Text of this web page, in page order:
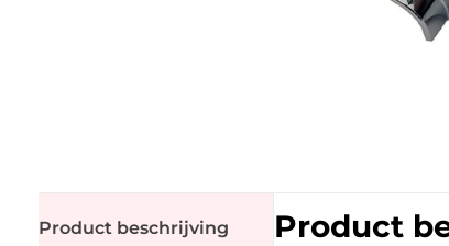
Product beschrijving Product